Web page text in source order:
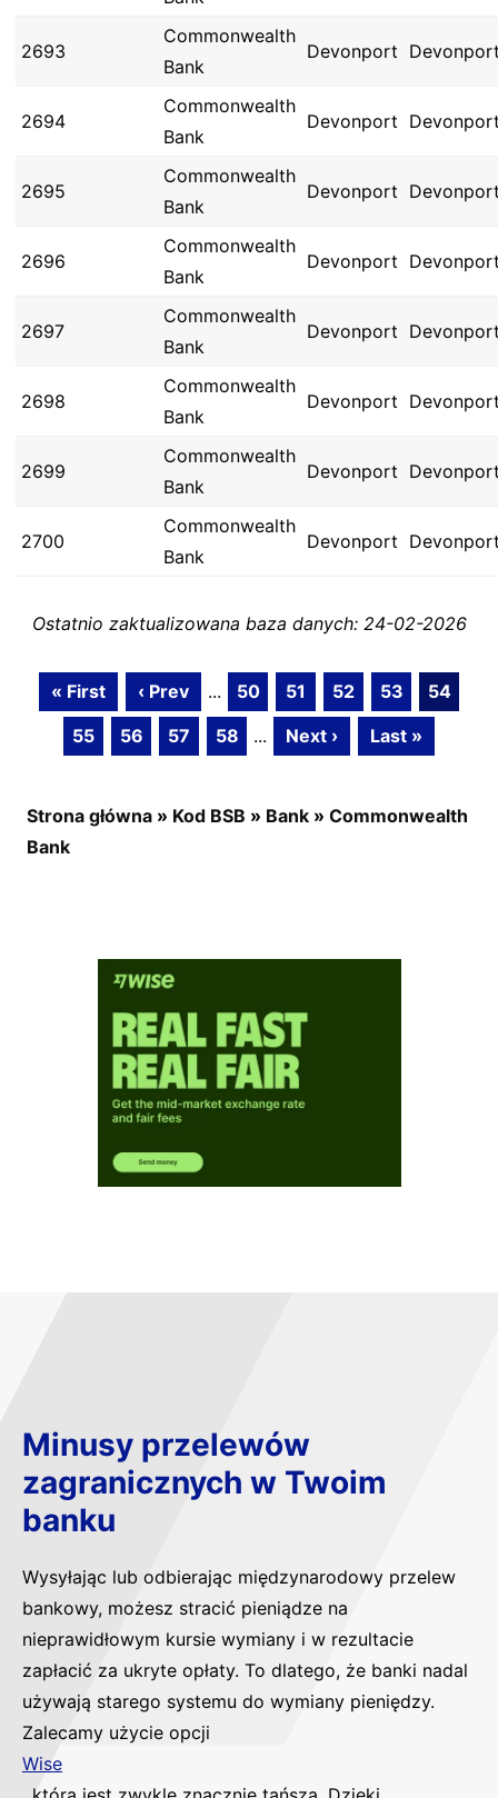
2693
Commonwealth
Bank
Devonport
2694
Commonwealth
Bank
Devonport
2695
Commonwealth
Bank
Devonport
2696
Commonwealth
Bank
Devonport
2697
Commonwealth
Bank
Devonport
2698
Commonwealth
Bank
Devonport
2699
Commonwealth
Bank
Devonport
2700
Commonwealth
Bank
Devonport
Ostatnio zaktualizowana baza danych: 24-02-2026
« First ‹ Prev ... 50 51 52 53
54
55
56 57 58 ... Next › Last »
Strona główna » Kod BSB » Bank » Commonwealth
Bank
Minusy przelewów
zagranicznych w Twoim
banku
Wysyłając lub odbierając międzynarodowy przelew
bankowy, możesz stracić pieniądze na
nieprawidłowym kursie wymiany i w rezultacie
zapłacić za ukryte opłaty. To dlatego, że banki nadal
używają starego systemu do wymiany pieniędzy.
Zalecamy użycie opcji
Wise